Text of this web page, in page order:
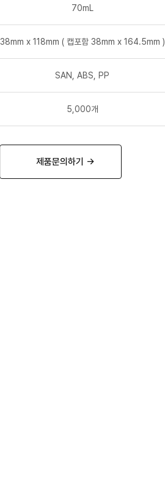
70mL
38mm x 118mm ( 캡포함 38mm x 164.5mm )
SAN, ABS, PP
5,000개
제품문의하기 →